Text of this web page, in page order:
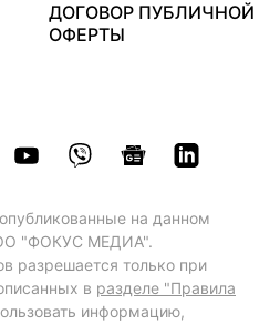
ДОГОВОР ПУБЛИЧНОЙ
ОФЕРТЫ
на данном
"ФОКУС МЕДИА".
разрешается только при
в разделе "Правила
информацию,